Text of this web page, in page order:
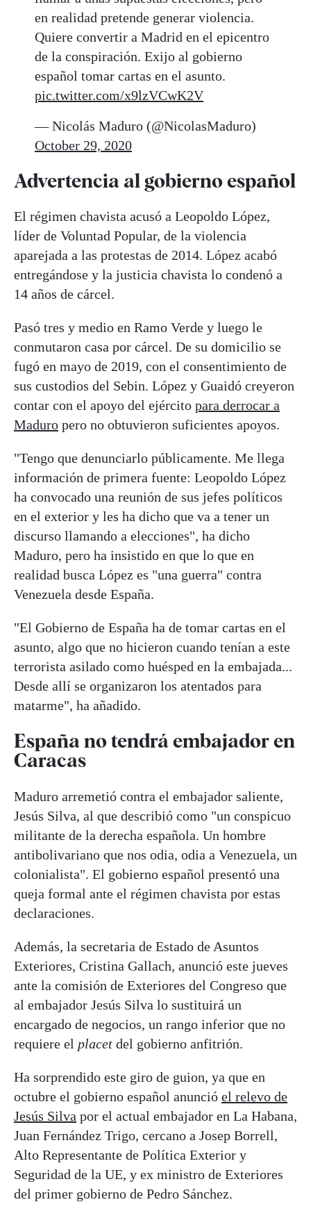
en realidad pretende generar violencia.
Quiere convertir a Madrid en el epicentro
de la conspiración. Exijo al gobierno
español tomar cartas en el asunto.
pic.twitter.com/x9lzVCwK2V
— Nicolás Maduro (@NicolasMaduro)
October 29, 2020
Advertencia al gobierno español
El régimen chavista acusó a Leopoldo López,
líder de Voluntad Popular, de la violencia
aparejada a las protestas de 2014. López acabó
entregándose y la justicia chavista lo condenó a
14 años de cárcel.
Pasó tres y medio en Ramo Verde y luego le
conmutaron casa por cárcel. De su domicilio se
fugó en mayo de 2019, con el consentimiento de
sus custodios del Sebin. López y Guaidó creyeron
contar con el apoyo del ejército para derrocar a
Maduro pero no obtuvieron suficientes apoyos.
"Tengo que denunciarlo públicamente. Me llega
información de primera fuente: Leopoldo López
ha convocado una reunión de sus jefes políticos
en el exterior y les ha dicho que va a tener un
discurso llamando a elecciones", ha dicho
Maduro, pero ha insistido en que lo que en
realidad busca López es "una guerra" contra
Venezuela desde España.
"El Gobierno de España ha de tomar cartas en el
asunto, algo que no hicieron cuando tenían a este
terrorista asilado como huésped en la embajada...
Desde allí se organizaron los atentados para
matarme", ha añadido.
España no tendrá embajador en
Caracas
Maduro arremetió contra el embajador saliente,
Jesús Silva, al que describió como "un conspicuo
militante de la derecha española. Un hombre
antibolivariano que nos odia, odia a Venezuela, un
colonialista". El gobierno español presentó una
queja formal ante el régimen chavista por estas
declaraciones.
Además, la secretaria de Estado de Asuntos
Exteriores, Cristina Gallach, anunció este jueves
ante la comisión de Exteriores del Congreso que
al embajador Jesús Silva lo sustituirá un
encargado de negocios, un rango inferior que no
requiere el placet del gobierno anfitrión.
Ha sorprendido este giro de guion, ya que en
octubre el gobierno español anunció el relevo de
Jesús Silva por el actual embajador en La Habana,
Juan Fernández Trigo, cercano a Josep Borrell,
Alto Representante de Política Exterior y
Seguridad de la UE, y ex ministro de Exteriores
del primer gobierno de Pedro Sánchez.